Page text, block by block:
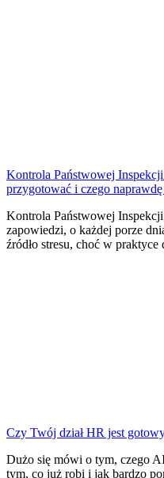
Kontrola Państwowej
przygotować i czego
Kontrola Państwowej
zapowiedzi, o każdej porze
źródło stresu, choć w praktyce
Czy Twój dział HR jest
Dużo się mówi o tym, czego
tym, co już robi i jak bardzo